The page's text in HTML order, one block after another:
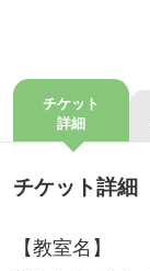
チケット
詳細
チケット詳細
【教室名】